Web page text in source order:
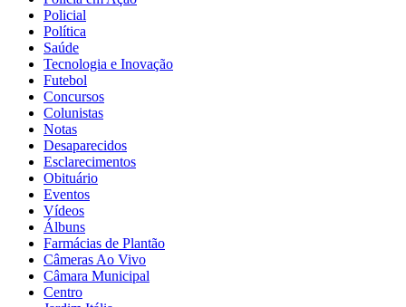
Policial
Política
Saúde
Tecnologia e Inovação
Futebol
Concursos
Colunistas
Notas
Desaparecidos
Esclarecimentos
Obituário
Eventos
Vídeos
Álbuns
Farmácias de Plantão
Câmeras Ao Vivo
Câmara Municipal
Centro